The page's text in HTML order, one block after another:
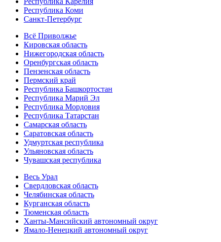
Республика Коми
Санкт-Петербург
Всё Приволжье
Кировская область
Нижегородская область
Оренбургская область
Пензенская область
Пермский край
Республика Башкортостан
Республика Марий Эл
Республика Мордовия
Республика Татарстан
Самарская область
Саратовская область
Удмуртская республика
Ульяновская область
Чувашская республика
Весь Урал
Свердловская область
Челябинская область
Курганская область
Тюменская область
Ханты-Мансийский автономный округ
Ямало-Ненецкий автономный округ